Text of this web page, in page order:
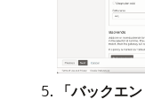
「バックエ